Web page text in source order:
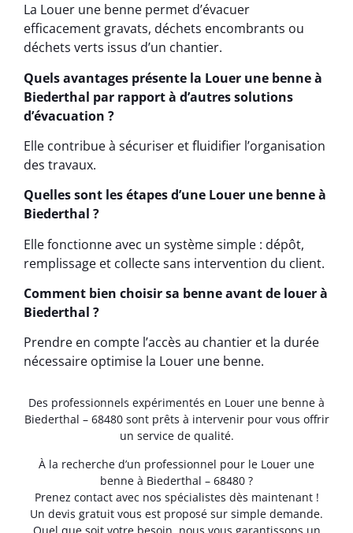
La Louer une benne permet d’évacuer
efficacement gravats, déchets encombrants ou
déchets verts issus d’un chantier.
Quels avantages présente la Louer une benne à
Biederthal par rapport à d’autres solutions
d’évacuation ?
Elle contribue à sécuriser et fluidifier l’organisation
des travaux.
Quelles sont les étapes d’une Louer une benne à
Biederthal ?
Elle fonctionne avec un système simple : dépôt,
remplissage et collecte sans intervention du client.
Comment bien choisir sa benne avant de louer à
Biederthal ?
Prendre en compte l’accès au chantier et la durée
nécessaire optimise la Louer une benne.
Des professionnels expérimentés en Louer une benne à
Biederthal – 68480 sont prêts à intervenir pour vous offrir
un service de qualité.
À la recherche d’un professionnel pour le Louer une
benne à Biederthal – 68480 ?
Prenez contact avec nos spécialistes dès maintenant !
Un devis gratuit vous est proposé sur simple demande.